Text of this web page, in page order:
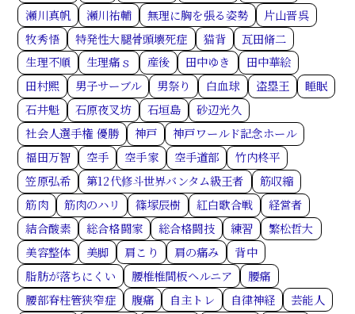
瀬川真帆
瀬川祐輔 無理に胸を張る姿勢
片山晋呉
牧秀悟
特発性大腿骨頭壊死症 猫背
瓦田脩二
生理不順
生理痛ｓ 産後 田中ゆき
田中華絵
田村熙
男子サーブル 男祭り 白血球 盗塁王
睡眠
石井魁
石原夜叉坊 石垣島
砂辺光久
社会人選手権 優勝
神戸
神戸ワールド記念ホール
福田万智
空手 空手家 空手道部
竹内柊平
笠原弘希
第12代修斗世界バンタム級王者
筋収縮
筋肉
筋肉のハリ 篠塚辰樹 紅白歌合戦
経営者
結合酸素
総合格闘家 総合格闘技 練習
繁松哲大
美容整体
美脚 肩こり 肩の痛み
背中
脂肪が落ちにくい
腰椎椎間板ヘルニア
腰痛
腰部脊柱管狭窄症
腹痛 自主トレ 自律神経
芸能人